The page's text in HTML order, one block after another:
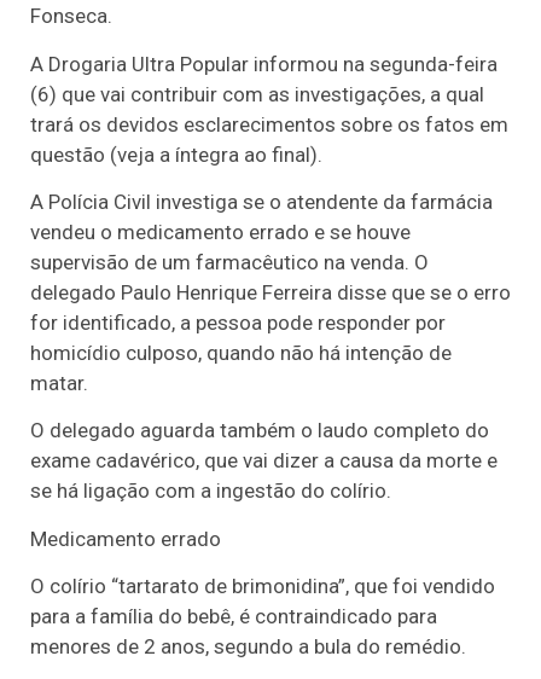
Fonseca.
A Drogaria Ultra Popular informou na segunda-feira
(6) que vai contribuir com as investigações, a qual
trará os devidos esclarecimentos sobre os fatos em
questão (veja a íntegra ao final).
A Polícia Civil investiga se o atendente da farmácia
vendeu o medicamento errado e se houve
supervisão de um farmacêutico na venda. O
delegado Paulo Henrique Ferreira disse que se o erro
for identificado, a pessoa pode responder por
homicídio culposo, quando não há intenção de
matar.
O delegado aguarda também o laudo completo do
exame cadavérico, que vai dizer a causa da morte e
se há ligação com a ingestão do colírio.
Medicamento errado
O colírio “tartarato de brimonidina”, que foi vendido
para a família do bebê, é contraindicado para
menores de 2 anos, segundo a bula do remédio.